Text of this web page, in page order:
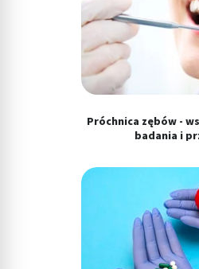
Próchnica zębów -
badania i
Rozwój i ulepszanie usług
Wykorzystywanie
Funkcje specjalne IAB:
Identyfikowanie urządzeń na
Cele przetwarzania inne niż IAB:
Wydajność (Performance)
Reklama / śledzenie